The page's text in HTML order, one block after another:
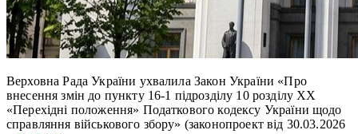
Верховна Рада України ухвалила Закон України «Про
внесення змін до пункту 16-1 підрозділу 10 розділу XX
«Перехідні положення» Податкового кодексу України щодо
справляння військового збору» (законопроект від 30.03.2026